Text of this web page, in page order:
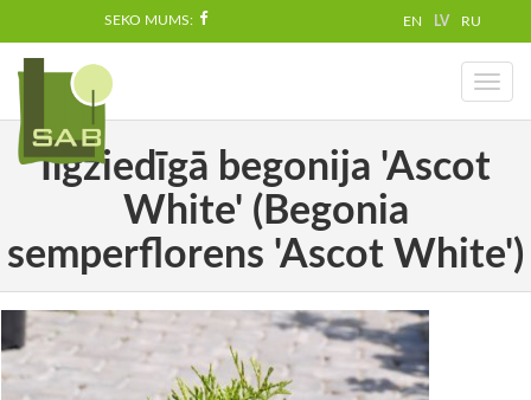
SEKO MUMS: EN LV RU
Toggle
Ilgziedīgā begonija 'Ascot
White' (Begonia
semperflorens 'Ascot White')